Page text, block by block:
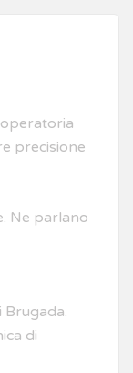
precisione
Ne parlano
Brugada.
di